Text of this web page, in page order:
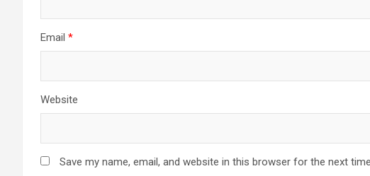
Email *
Website
Save my name, email, and website in this browser for the next